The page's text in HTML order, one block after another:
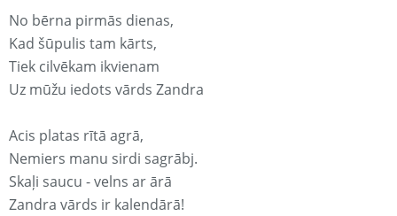
No bērna pirmās dienas,
Kad šūpulis tam kārts,
Tiek cilvēkam ikvienam
Uz mūžu iedots vārds Zandra
Acis platas rītā agrā,
Nemiers manu sirdi sagrābj.
Skaļi saucu - velns ar ārā
Zandra vārds ir kalendārā!